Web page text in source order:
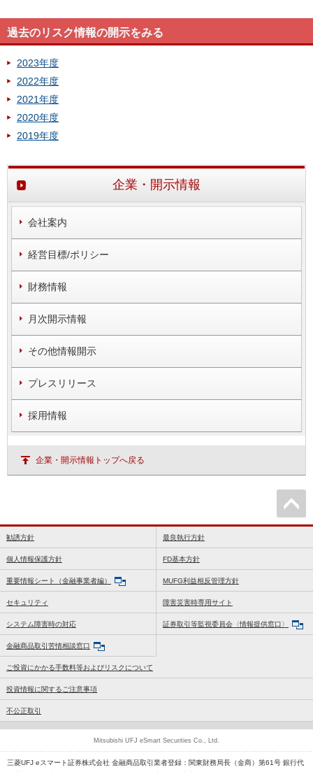
過去のリスク情報の開示をみる
2023年度
2022年度
2021年度
2020年度
2019年度
企業・開示情報
会社案内
経営目標/ポリシー
財務情報
月次開示情報
その他情報開示
プレスリリース
採用情報
企業・開示情報トップへ戻る
勧誘方針 最良執行方針
個人情報保護方針 FD基本方針
重要情報シート（金融事業者編） MUFG利益相反管理方針
セキュリティ 障害災害時専用サイト
システム障害時の対応 証券取引等監視委員会〈情報提供窓口〉
金融商品取引苦情相談窓口
ご投資にかかる手数料等およびリスクについて
投資情報に関するご注意事項
不公正取引
三菱UFJ eスマート証券株式会社 金融商品取引業者登録：関東財務局長（金商）第61号 銀行代
Mitsubishi UFJ eSmart Securities Co., Ltd.